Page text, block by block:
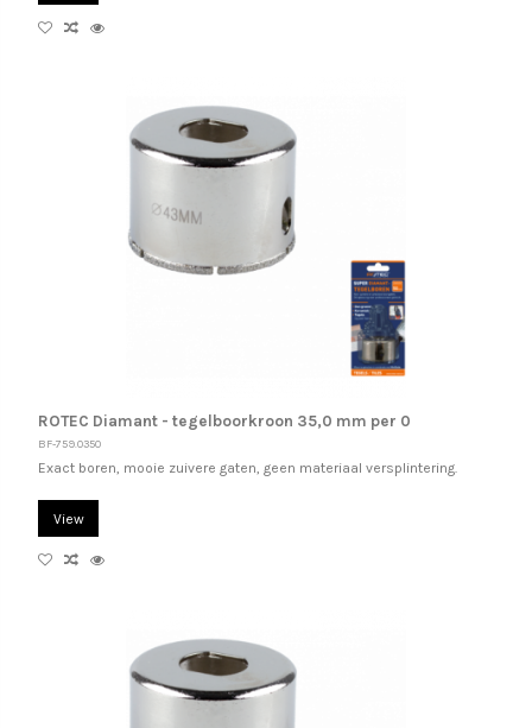
ROTEC Diamant - tegelboorkroon 35,0 mm per 0
BF-759.0350
Exact boren, mooie zuivere gaten, geen materiaal versplintering.
View